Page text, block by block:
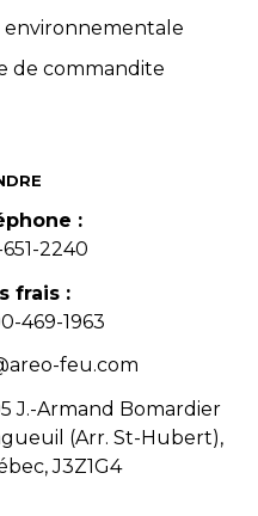
environnementale
de commandite
:
2240
frais :
469-1963
feu.com
J.-Armand Bomardier
(Arr. St-Hubert),
J3Z1G4